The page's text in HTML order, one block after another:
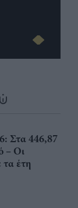
Στα 446,87
– Οι
έτη